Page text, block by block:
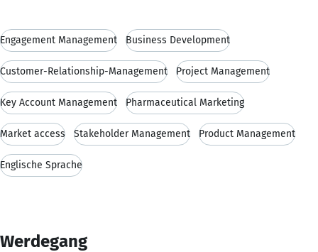
Engagement Management Business Development
Customer-Relationship-Management Project Management
Key Account Management Pharmaceutical Marketing
Market access Stakeholder Management Product Management
Englische Sprache
Werdegang